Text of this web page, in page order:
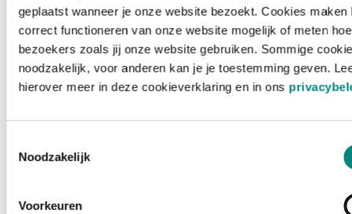
geplaatst wanneer je onze website bezoekt. Cookies maken
correct functioneren van onze website mogelijk of meten hoe
bezoekers zoals jij onze website gebruiken. Sommige
noodzakelijk, voor anderen kan je je toestemming geven.
hierover meer in deze cookieverklaring en in ons
Noodzakelijk
Voorkeuren